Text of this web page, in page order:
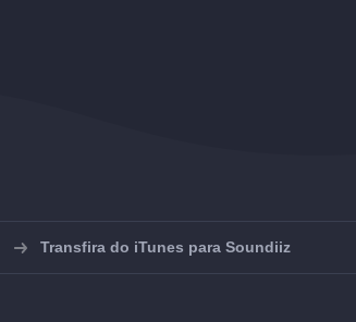
Transfira do iTunes para Soundiiz